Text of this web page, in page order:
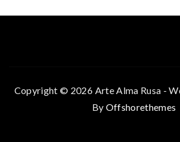
Copyright © 2026 Arte Alma Rusa -
By Offshorethemes